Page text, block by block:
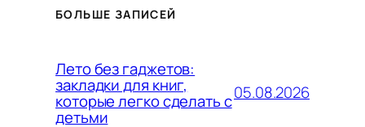
БОЛЬШЕ ЗАПИСЕЙ
Лето без гаджетов:
закладки для книг,
которые легко сделать с
детьми
05.08.2026